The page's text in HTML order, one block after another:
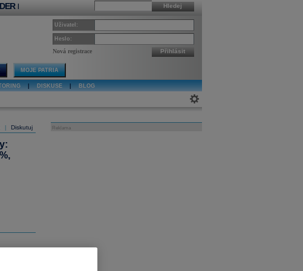
Hledej
|
Uživatel:
Heslo:
Nová registrace Přihlásit
MOJE PATRIA
DISKUSE BLOG
Diskutuj Reklama